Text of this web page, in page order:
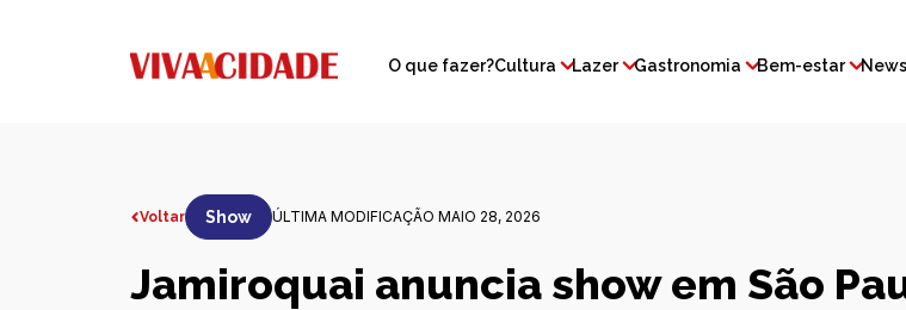
O que fazer?Cultura Lazer Gastronomia Bem-estar News
Voltar Show ÚLTIMA MODIFICAÇÃO MAIO 28, 2026
Jamiroquai anuncia show em São